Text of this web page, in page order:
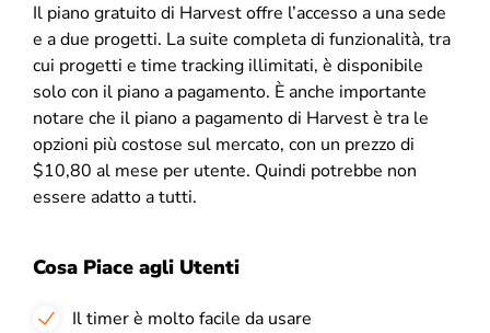
Il piano gratuito di Harvest offre l’accesso a una sede
e a due progetti. La suite completa di funzionalità, tra
cui progetti e time tracking illimitati, è disponibile
solo con il piano a pagamento. È anche importante
notare che il piano a pagamento di Harvest è tra le
opzioni più costose sul mercato, con un prezzo di
$10,80 al mese per utente. Quindi potrebbe non
essere adatto a tutti.
Cosa Piace agli Utenti
Il timer è molto facile da usare